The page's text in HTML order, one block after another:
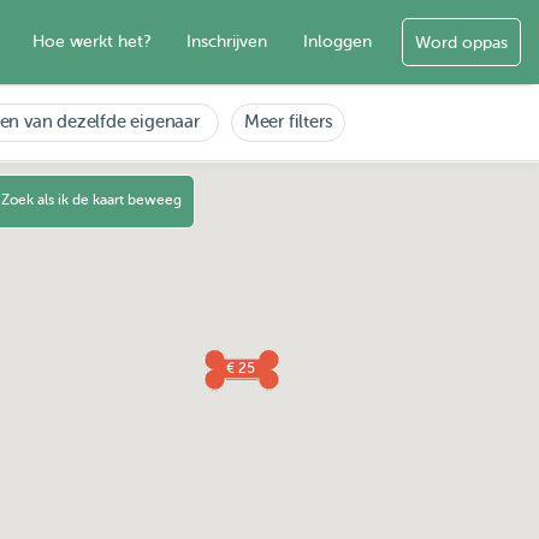
Hoe werkt het? Inschrijven Inloggen Word oppas
van dezelfde eigenaar Meer filters
€ 30
€ 25
Zoek als ik de kaart beweeg